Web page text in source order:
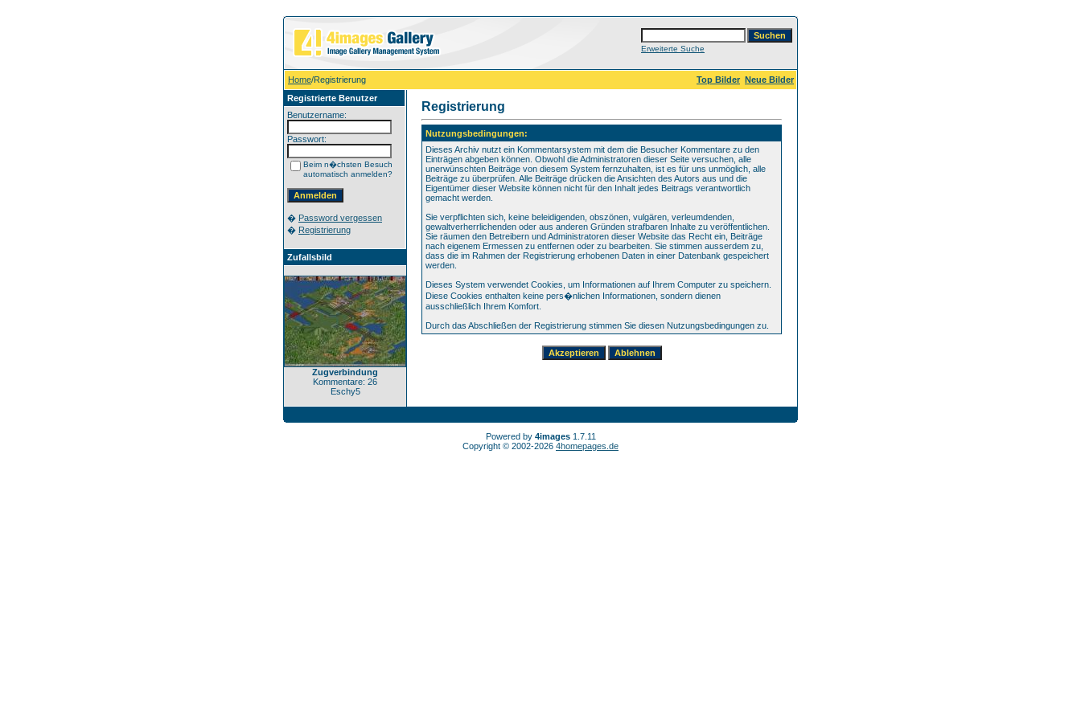
Erweiterte Suche
Home/Registrierung Top Bilder Neue Bilder
Registrierte Benutzer
Benutzername:
Passwort:
Beim n�chsten Besuch
automatisch anmelden?
� Password vergessen
� Registrierung
Zufallsbild
Zugverbindung
Kommentare: 26
Eschy5
Registrierung
Nutzungsbedingungen:
Dieses Archiv nutzt ein Kommentarsystem mit dem die Besucher Kommentare zu den
Einträgen abgeben können. Obwohl die Administratoren dieser Seite versuchen, alle
unerwünschten Beiträge von diesem System fernzuhalten, ist es für uns unmöglich, alle
Beiträge zu überprüfen. Alle Beiträge drücken die Ansichten des Autors aus und die
Eigentümer dieser Website können nicht für den Inhalt jedes Beitrags verantwortlich
gemacht werden.
Sie verpflichten sich, keine beleidigenden, obszönen, vulgären, verleumdenden,
gewaltverherrlichenden oder aus anderen Gründen strafbaren Inhalte zu veröffentlichen.
Sie räumen den Betreibern und Administratoren dieser Website das Recht ein, Beiträge
nach eigenem Ermessen zu entfernen oder zu bearbeiten. Sie stimmen ausserdem zu,
dass die im Rahmen der Registrierung erhobenen Daten in einer Datenbank gespeichert
werden.
Dieses System verwendet Cookies, um Informationen auf Ihrem Computer zu speichern.
Diese Cookies enthalten keine pers�nlichen Informationen, sondern dienen
ausschließlich Ihrem Komfort.
Durch das Abschließen der Registrierung stimmen Sie diesen Nutzungsbedingungen zu.
Powered by 4images1.7.11
Copyright © 2002-2026 4homepages.de